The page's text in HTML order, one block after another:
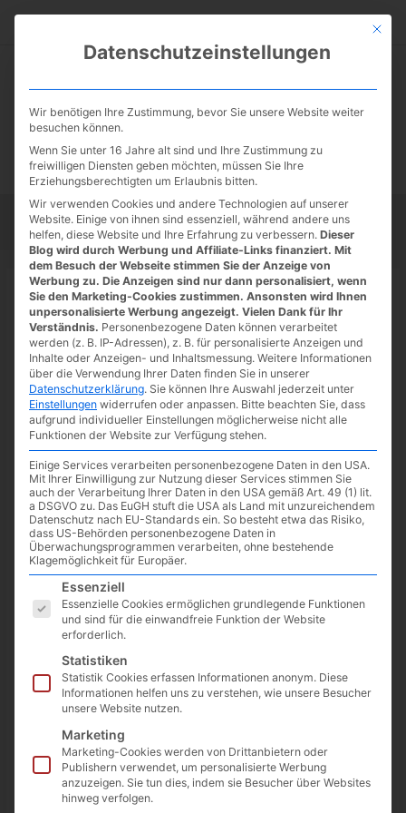
Startseite Tipps Tutorials Tests
Startseite»News
Marvel’s Midnight Suns: Captain
Marvel und Doctor Strange in
kurzen Videos vorgestellt
01.08.2022/ VonSpoonie/Schreibe einen Kommentar /1
minute of reading
Marvel’s Midnight Suns
Oktober 2022, und so wird auch das Marketing hochgefahren.
Als Folge dessen kommen wir in den Genuss zweier neuen
Video, welcheCaptain MarvelundDoctor Strangeim Spiel
zeigen. Ein Video mit dem Gameplay vonSpidermanist
ebenfalls schon verfügbar.
Mit
Datenschutzeinstellungen
Wir benötigen Ihre Zustimmung, bevor Sie unsere Website weiter
besuchen können.
Wenn Sie unter 16 Jahre alt sind und Ihre Zustimmung zu
freiwilligen Diensten geben möchten, müssen Sie Ihre
Erziehungsberechtigten um Erlaubnis bitten.
Wir verwenden Cookies und andere Technologien auf unserer
Website. Einige von ihnen sind essenziell, während andere uns
helfen, diese Website und Ihre Erfahrung zu verbessern. Dieser
Blog wird durch Werbung und Affiliate-Links finanziert. Mit
dem Besuch der Webseite stimmen Sie der Anzeige von
Werbung zu. Die Anzeigen sind nur dann personalisiert, wenn
Sie den Marketing-Cookies zustimmen. Ansonsten wird Ihnen
unpersonalisierte Werbung angezeigt. Vielen Dank für Ihr
Verständnis. Personenbezogene Daten können verarbeitet
werden (z. B. IP-Adressen), z. B. für personalisierte Anzeigen und
Inhalte oder Anzeigen- und Inhaltsmessung. Weitere Informationen
über die Verwendung Ihrer Daten finden Sie in unserer
Datenschutzerklärung. Sie können Ihre Auswahl jederzeit unter
Einstellungen widerrufen oder anpassen. Bitte beachten Sie, dass
aufgrund individueller Einstellungen möglicherweise nicht alle
Funktionen der Website zur Verfügung stehen.
Einige Services verarbeiten personenbezogene Daten in den USA.
Mit Ihrer Einwilligung zur Nutzung dieser Services stimmen Sie
auch der Verarbeitung Ihrer Daten in den USA gemäß Art. 49 (1) lit.
a DSGVO zu. Das EuGH stuft die USA als Land mit unzureichendem
Datenschutz nach EU-Standards ein. So besteht etwa das Risiko,
dass US-Behörden personenbezogene Daten in
Überwachungsprogrammen verarbeiten, ohne bestehende
Klagemöglichkeit für Europäer.
Es folgt eine Liste der Service-Gruppen, für die eine
Essenziell
Essenzielle Cookies ermöglichen grundlegende Funktionen
und sind für die einwandfreie Funktion der Website
erforderlich.
Statistiken
Statistik Cookies erfassen Informationen anonym. Diese
Informationen helfen uns zu verstehen, wie unsere Besucher
unsere Website nutzen.
Marketing
Marketing-Cookies werden von Drittanbietern oder
Publishern verwendet, um personalisierte Werbung
anzuzeigen. Sie tun dies, indem sie Besucher über Websites
hinweg verfolgen.